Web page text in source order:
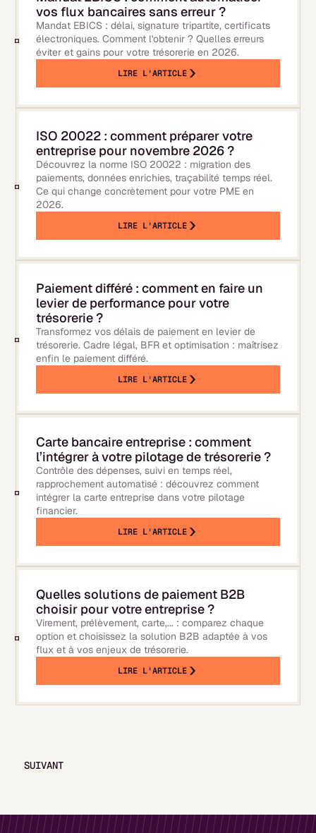
vos flux bancaires sans erreur ?
Mandat EBICS : délai, signature tripartite, certificats
électroniques. Comment l'obtenir ? Quelles erreurs
éviter et gains pour votre trésorerie en 2026.
LIRE L'ARTICLE
ISO 20022 : comment préparer votre
entreprise pour novembre 2026 ?
Découvrez la norme ISO 20022 : migration des
paiements, données enrichies, traçabilité temps réel.
Ce qui change concrètement pour votre PME en
2026.
LIRE L'ARTICLE
Paiement différé : comment en faire un
levier de performance pour votre
trésorerie ?
Transformez vos délais de paiement en levier de
trésorerie. Cadre légal, BFR et optimisation : maîtrisez
enfin le paiement différé.
LIRE L'ARTICLE
Carte bancaire entreprise : comment
l’intégrer à votre pilotage de trésorerie ?
Contrôle des dépenses, suivi en temps réel,
rapprochement automatisé : découvrez comment
intégrer la carte entreprise dans votre pilotage
financier.
LIRE L'ARTICLE
Quelles solutions de paiement B2B
choisir pour votre entreprise ?
Virement, prélèvement, carte,... : comparez chaque
option et choisissez la solution B2B adaptée à vos
flux et à vos enjeux de trésorerie.
LIRE L'ARTICLE
SUIVANT